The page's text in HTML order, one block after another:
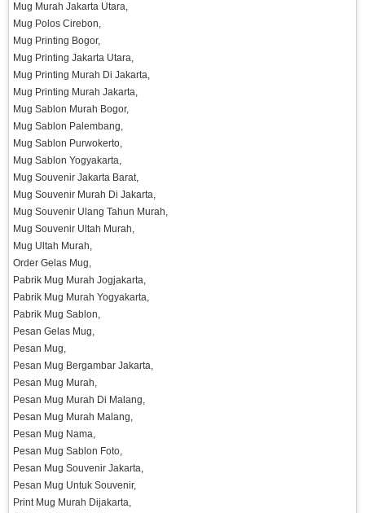
Mug Murah Jakarta Utara,
Mug Polos Cirebon,
Mug Printing Bogor,
Mug Printing Jakarta Utara,
Mug Printing Murah Di Jakarta,
Mug Printing Murah Jakarta,
Mug Sablon Murah Bogor,
Mug Sablon Palembang,
Mug Sablon Purwokerto,
Mug Sablon Yogyakarta,
Mug Souvenir Jakarta Barat,
Mug Souvenir Murah Di Jakarta,
Mug Souvenir Ulang Tahun Murah,
Mug Souvenir Ultah Murah,
Mug Ultah Murah,
Order Gelas Mug,
Pabrik Mug Murah Jogjakarta,
Pabrik Mug Murah Yogyakarta,
Pabrik Mug Sablon,
Pesan Gelas Mug,
Pesan Mug,
Pesan Mug Bergambar Jakarta,
Pesan Mug Murah,
Pesan Mug Murah Di Malang,
Pesan Mug Murah Malang,
Pesan Mug Nama,
Pesan Mug Sablon Foto,
Pesan Mug Souvenir Jakarta,
Pesan Mug Untuk Souvenir,
Print Mug Murah Dijakarta,